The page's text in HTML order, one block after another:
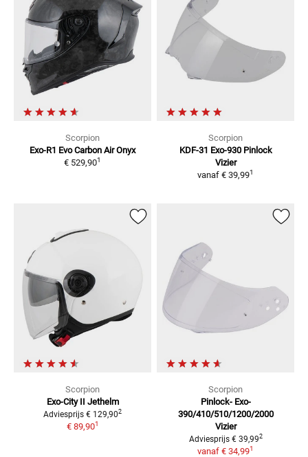
Scorpion
Exo-R1 Evo Carbon Air Onyx
€ 529,901
Scorpion
KDF-31 Exo-930 Pinlock
Vizier
vanaf € 39,991
Scorpion
Exo-City II Jethelm
Adviesprijs € 129,902
€ 89,901
Scorpion
Pinlock- Exo-
390/410/510/1200/2000
Vizier
Adviesprijs € 39,992
vanaf € 34,991